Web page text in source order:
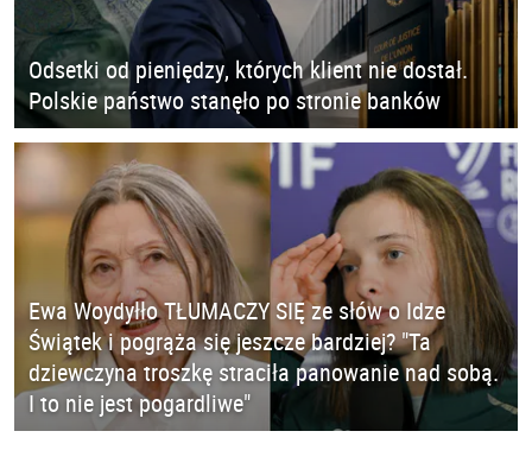
Odsetki od pieniędzy, których klient nie dostał.
Polskie państwo stanęło po stronie banków
Ewa Woydyłło TŁUMACZY SIĘ ze słów o Idze
Świątek i pogrąża się jeszcze bardziej? "Ta
dziewczyna troszkę straciła panowanie nad sobą.
I to nie jest pogardliwe"